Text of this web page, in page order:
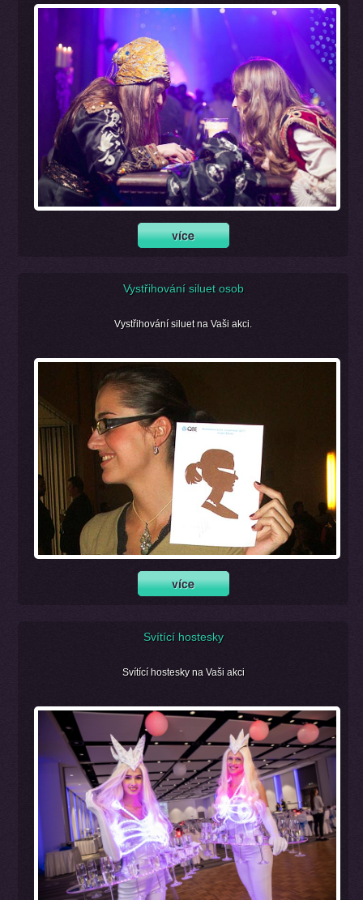
Vystřihování siluet osob
Vystřihování siluet na Vaši akci.
Svítící hostesky
Svítící hostesky na Vaši akci